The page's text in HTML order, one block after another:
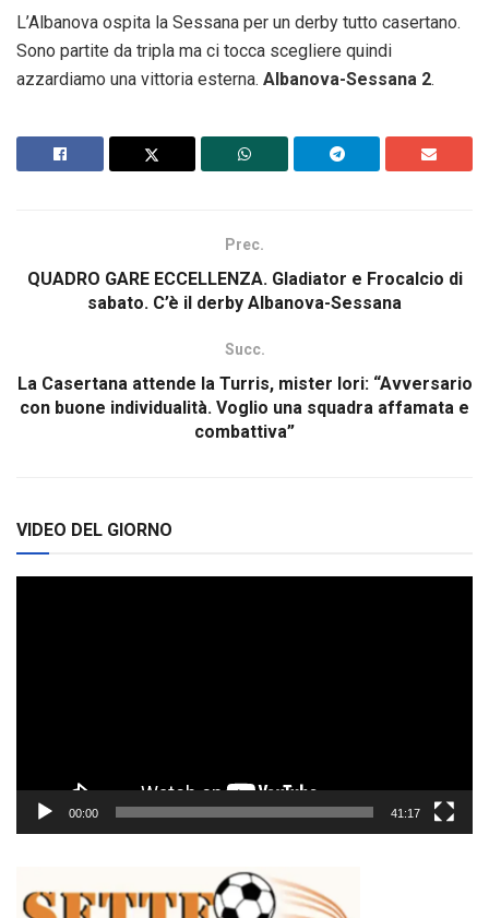
L’Albanova ospita la Sessana per un derby tutto casertano.
Sono partite da tripla ma ci tocca scegliere quindi
azzardiamo una vittoria esterna. Albanova-Sessana 2.
Prec.
QUADRO GARE ECCELLENZA. Gladiator e Frocalcio di
sabato. C’è il derby Albanova-Sessana
Succ.
La Casertana attende la Turris, mister Iori: “Avversario
con buone individualità. Voglio una squadra affamata e
combattiva”
VIDEO DEL GIORNO
00:00 41:17